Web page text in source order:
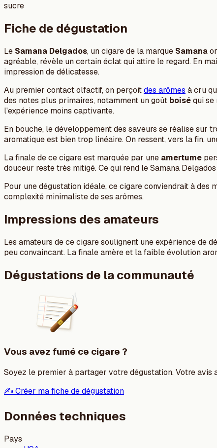
sucre
Fiche de dégustation
Le Samana Delgados, un cigare de la marque Samana
agréable, révèle un certain éclat qui attire le regard. En
impression de délicatesse.
Au premier contact olfactif, on perçoitdes arômes à cru
des notes plus primaires, notamment un goût boiséqui se
l'expérience moins captivante.
En bouche, le développement des saveurs se réalise sur
aromatique est bien trop linéaire. On ressent, vers la fin,
La finale de ce cigare est marquée par une amertume
douceur reste très mitigé. Ce qui rend le Samana
Pour une dégustation idéale, ce cigare conviendrait à
complexité minimaliste de ses arômes.
Impressions des amateurs
Les amateurs de ce cigare soulignent une expérience de
peu convaincant. La finale amère et la faible évolution
Dégustations de la communauté
Vous avez fumé ce cigare ?
Soyez le premier à partager votre dégustation. Votre avis
✍️ Créer ma fiche de dégustation
Données techniques
Pays